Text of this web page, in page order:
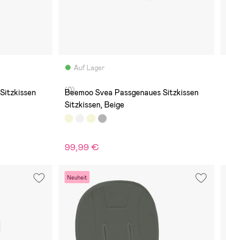
Auf Lager
(0)
Beemoo Svea Passgenaues Sitzkissen
Sitzkissen, Beige
99,99 €
Neuheit